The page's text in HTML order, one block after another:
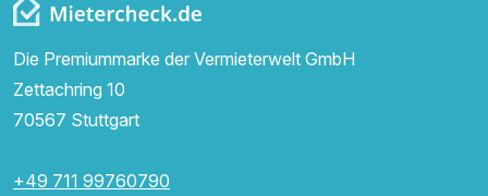
Die Premiummarke der Vermieterwelt GmbH
Zettachring 10
70567 Stuttgart
+49 711 99760790